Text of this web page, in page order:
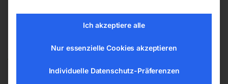
Ähnliche Produkte
Ich akzeptiere alle
Nur essenzielle Cookies akzeptieren
Individuelle Datenschutz-Präferenzen